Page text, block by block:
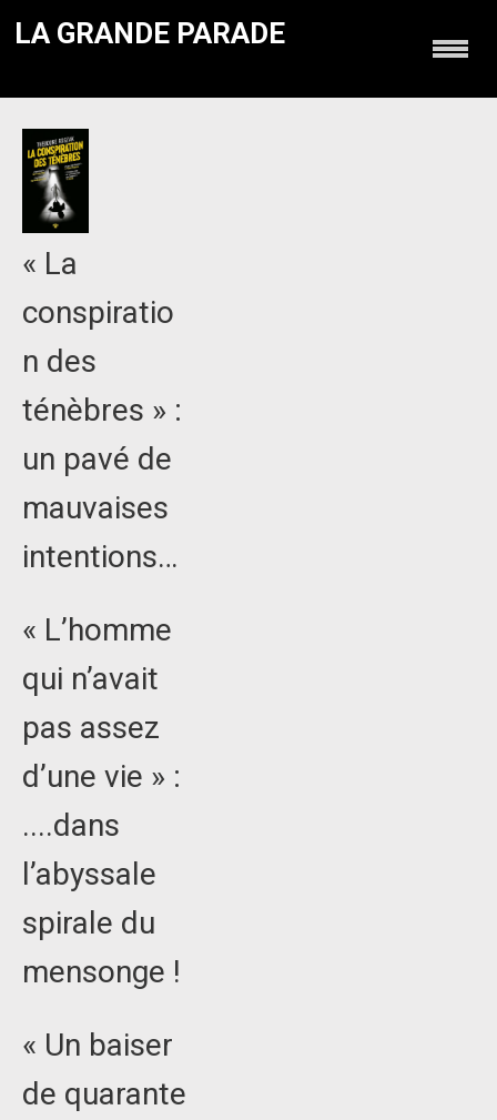
LA GRANDE PARADE
« La
conspiratio
n des
ténèbres » :
un pavé de
mauvaises
intentions…
« L’homme
qui n’avait
pas assez
d’une vie » :
....dans
l’abyssale
spirale du
mensonge !
« Un baiser
de quarante